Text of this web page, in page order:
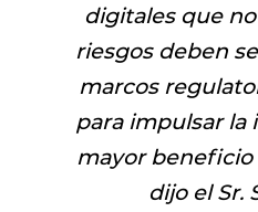
digitales que
riesgos deben
marcos
para impulsar la
mayor beneficio
dijo el Sr.